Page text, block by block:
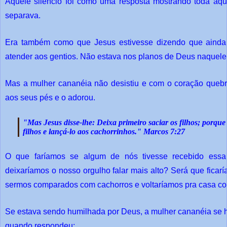
separava.
Era também como que Jesus estivesse dizendo que
atender aos gentios. Não estava nos planos de Deus
Mas a mulher cananéia não desistiu e com o coração
aos seus pés e o adorou.
"Mas Jesus disse-lhe: Deixa primeiro saciar os filhos;
filhos e lançá-lo aos cachorrinhos." Marcos 7:27
O que faríamos se algum de nós tivesse recebido
deixaríamos o nosso orgulho falar mais alto? Será que
sermos comparados com cachorros e voltaríamos pra casa
Se estava sendo humilhada por Deus, a mulher cananéia se